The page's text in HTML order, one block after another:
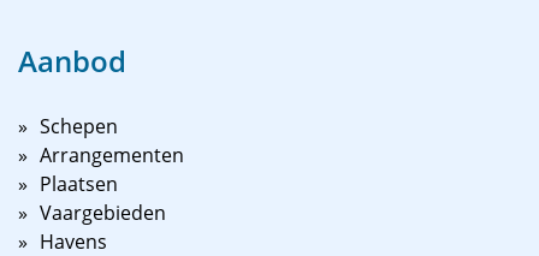
Aanbod
Schepen
Arrangementen
Plaatsen
Vaargebieden
Havens